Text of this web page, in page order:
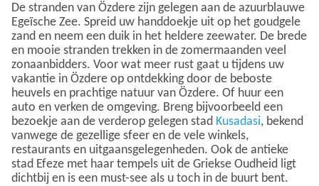
De stranden van Özdere zijn gelegen aan de azuurblauwe
Egeïsche Zee. Spreid uw handdoekje uit op het goudgele
zand en neem een duik in het heldere zeewater. De brede
en mooie stranden trekken in de zomermaanden veel
zonaanbidders. Voor wat meer rust gaat u tijdens uw
vakantie in Özdere op ontdekking door de beboste
heuvels en prachtige natuur van Özdere. Of huur een
auto en verken de omgeving. Breng bijvoorbeeld een
bezoekje aan de verderop gelegen stad Kusadasi, bekend
vanwege de gezellige sfeer en de vele winkels,
restaurants en uitgaansgelegenheden. Ook de antieke
stad Efeze met haar tempels uit de Griekse Oudheid ligt
dichtbij en is een must-see als u toch in de buurt bent.